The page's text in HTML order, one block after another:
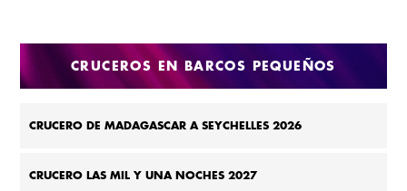
CRUCEROS EN BARCOS PEQUEÑOS
CRUCERO DE MADAGASCAR A SEYCHELLES 2026
CRUCERO LAS MIL Y UNA NOCHES 2027